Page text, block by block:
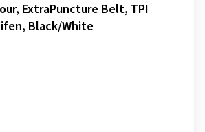
ExtraPuncture Belt, TPI
Black/White